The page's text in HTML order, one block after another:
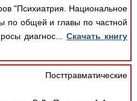
"Психиатрия. Национальное
по общей и главы по частной
диагнос...Скачать книгу